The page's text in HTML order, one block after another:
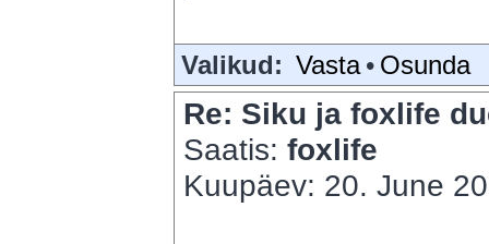
Valikud: Vasta • Osunda
Re: Siku ja foxlife
Saatis: foxlife
Kuupäev: 20. June